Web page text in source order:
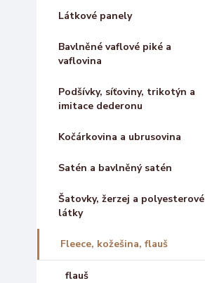
Látkové panely
Bavlněné vaflové piké a
vaflovina
Podšívky, síťoviny, trikotýn a
imitace dederonu
Kočárkovina a ubrusovina
Satén a bavlněný satén
Šatovky, žerzej a polyesterové
látky
Fleece, kožešina, flauš
flauš